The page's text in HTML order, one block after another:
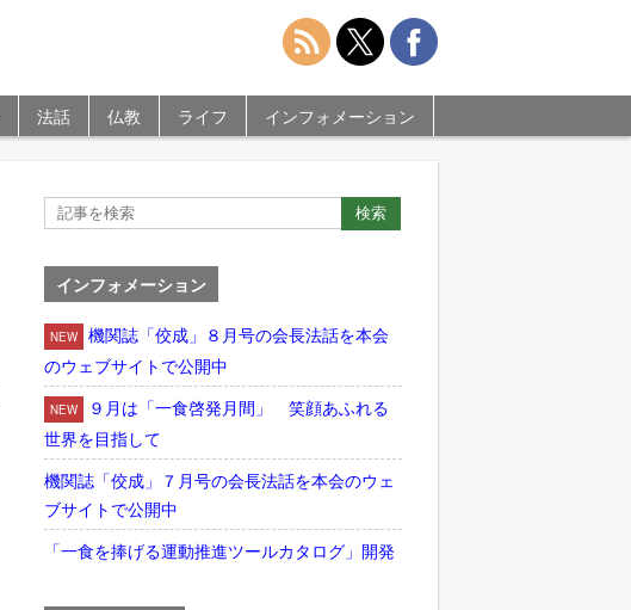
法話 仏教 ライフ インフォメーション
インフォメーション
NEW
機関誌「佼成」８月号の会長法話を本会
のウェブサイトで公開中
NEW
９月は「一食啓発月間」 笑顔あふれる
世界を目指して
機関誌「佼成」７月号の会長法話を本会のウェ
ブサイトで公開中
「一食を捧げる運動推進ツールカタログ」開発